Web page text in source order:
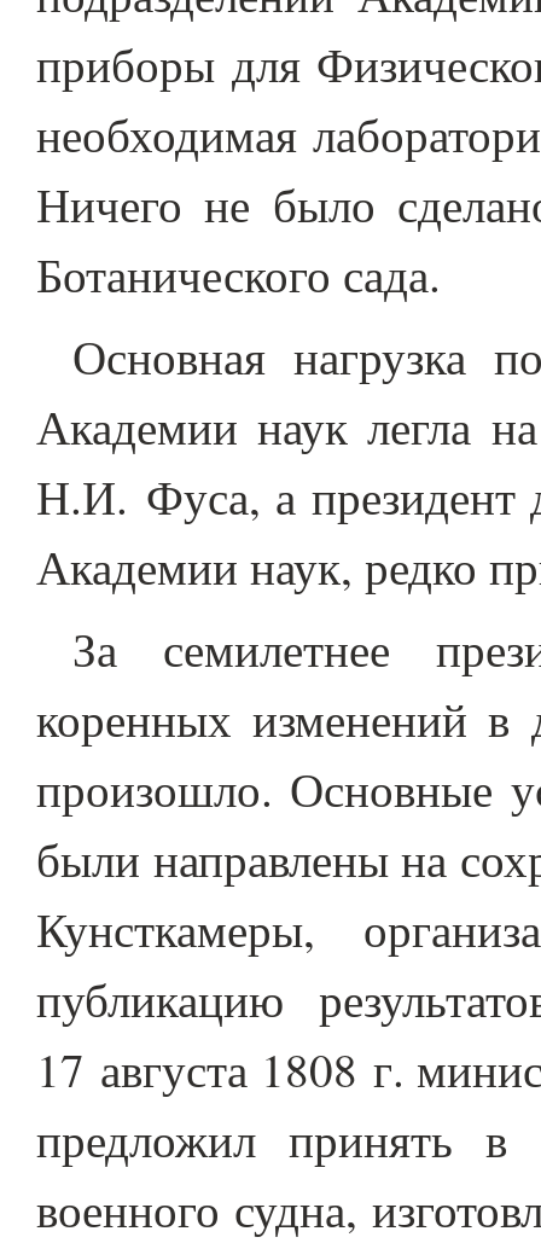
приборы для
необходимая
Ничего не было
Ботанического сада.
Основная нагрузка
Академии наук легла
Н.И. Фуса, а президент
Академии наук, редко
За семилетнее
коренных изменений в
произошло. Основные
были направлены на
Кунсткамеры,
публикацию
17 августа 1808 г.
предложил принять
военного судна,